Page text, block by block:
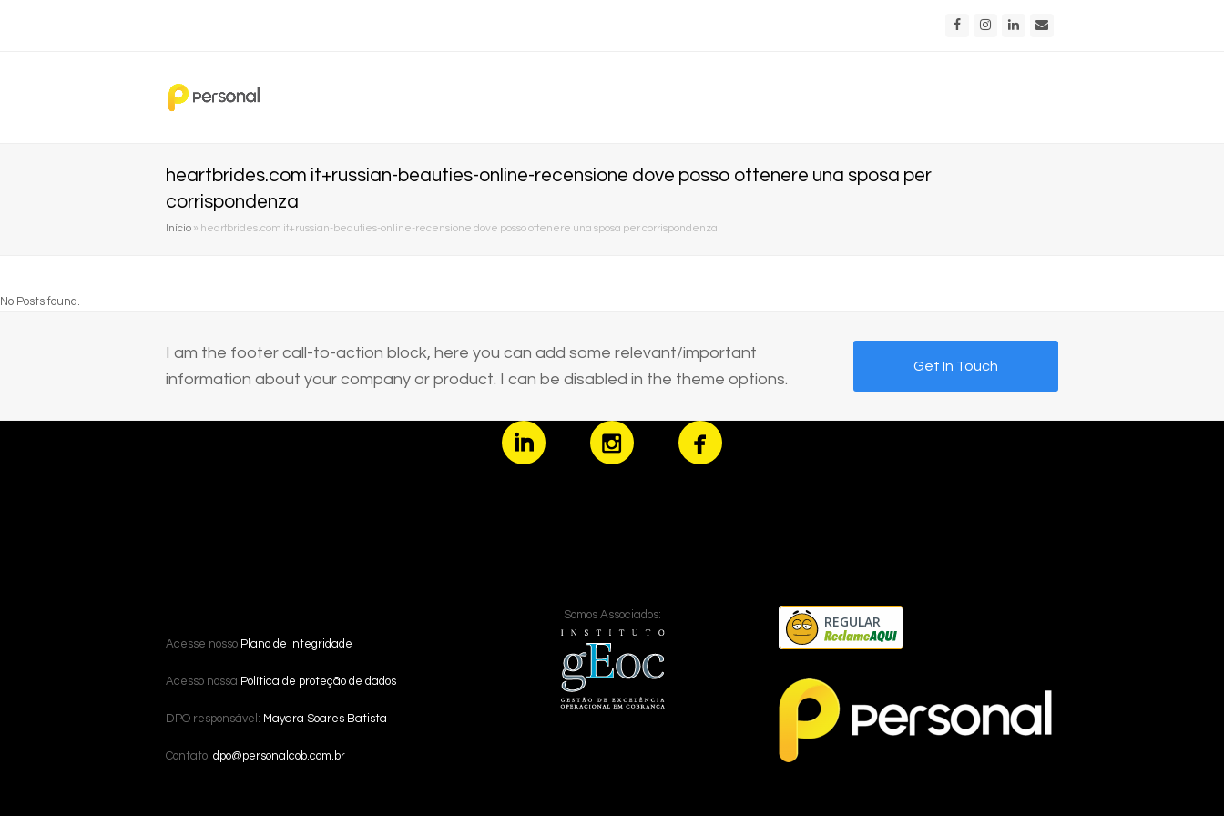
FacebookInstagram
LinkedIn
heartbrides.com it+russian-beauties-online-recensione dove posso ottenere una sposa per
corrispondenza
Início » heartbrides.com it+russian-beauties-online-recensione dove posso ottenere una sposa per corrispondenza
No Posts found.
I am the footer call-to-action block, here you can add some relevant/important
information about your company or product. I can be disabled in the theme options.
Get In Touch
Acesse nosso Plano de integridade
Acesso nossa Política de proteção de dados
DPO responsável: Mayara Soares Batista
Contato: dpo@personalcob.com.br
Somos Associados: REGULAR